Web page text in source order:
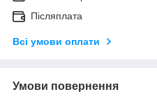
Післяплата
Всі умови оплати
Умови повернення